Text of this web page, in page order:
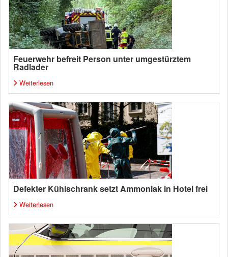
Feuerwehr befreit Person unter umgestürztem
Radlader
Weiterlesen
Defekter Kühlschrank setzt Ammoniak in Hotel frei
Weiterlesen